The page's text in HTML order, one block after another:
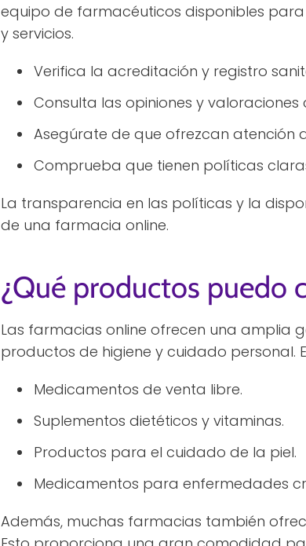
equipo de farmacéuticos disponibles
y servicios.
Verifica la acreditación y registro
Consulta las opiniones y valoraciones
Asegúrate de que ofrezcan atención
Comprueba que tienen políticas
La transparencia en las políticas y la
de una farmacia online.
¿Qué productos puedo
Las farmacias online ofrecen una amplia
productos de higiene y cuidado personal.
Medicamentos de venta libre.
Suplementos dietéticos y vitaminas.
Productos para el cuidado de la piel.
Medicamentos para enfermedades
Además, muchas farmacias también